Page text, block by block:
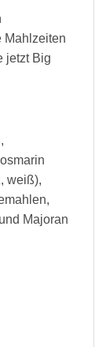
Mahlzeiten
jetzt Big
weiß),
Majoran